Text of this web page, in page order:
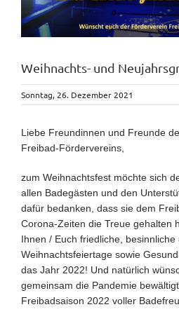
Weihnachts- und
Sonntag, 26. Dezember 2021
Liebe Freundinnen und Freunde
Freibad-Fördervereins,
zum Weihnachtsfest möchte sich
allen Badegästen und den
dafür bedanken, dass sie dem
Corona-Zeiten die Treue gehalten
Ihnen / Euch friedliche,
Weihnachtsfeiertage sowie
das Jahr 2022! Und natürlich
gemeinsam die Pandemie
Freibadsaison 2022 voller